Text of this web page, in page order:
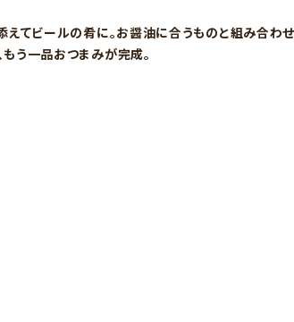
てビールの肴に。お醤油に合うものと組み合わ
う一品おつまみが完成。